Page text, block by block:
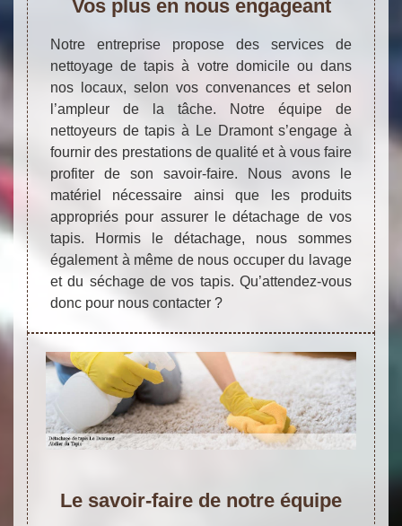
Vos plus en nous engageant
Notre entreprise propose des services de
nettoyage de tapis à votre domicile ou dans
nos locaux, selon vos convenances et selon
l’ampleur de la tâche. Notre équipe de
nettoyeurs de tapis à Le Dramont s’engage à
fournir des prestations de qualité et à vous faire
profiter de son savoir-faire. Nous avons le
matériel nécessaire ainsi que les produits
appropriés pour assurer le détachage de vos
tapis. Hormis le détachage, nous sommes
également à même de nous occuper du lavage
et du séchage de vos tapis. Qu’attendez-vous
donc pour nous contacter ?
Le savoir-faire de notre équipe